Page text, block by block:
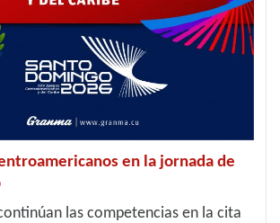
en la jornada de
las competencias en la cita